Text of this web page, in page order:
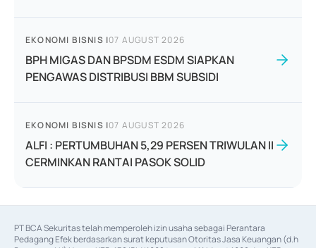
EKONOMI BISNIS |07 AUGUST 2026
BPH MIGAS DAN BPSDM ESDM SIAPKAN
PENGAWAS DISTRIBUSI BBM SUBSIDI
EKONOMI BISNIS |07 AUGUST 2026
ALFI : PERTUMBUHAN 5,29 PERSEN TRIWULAN II
CERMINKAN RANTAI PASOK SOLID
PT BCA Sekuritas telah memperoleh izin usaha sebagai Perantara
Pedagang Efek berdasarkan surat keputusan Otoritas Jasa Keuangan (d.h